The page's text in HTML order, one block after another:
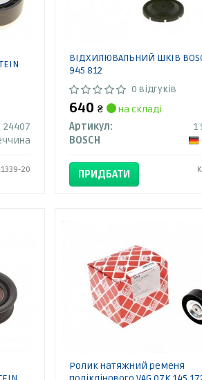
24407
20
ВІДХИЛЮВАЛЬНИЙ ШКІВ
945 812
0 відгуків
640₴
на складі
Артикул:
1
BOSCH
ПРИДБАТИ
Ролик натяжний ременя